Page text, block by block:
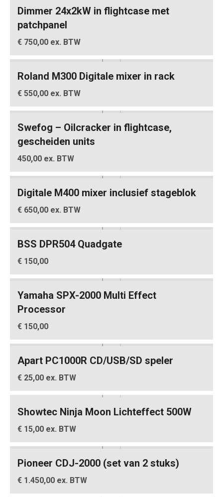
Dimmer 24x2kW in flightcase met
patchpanel
€ 750,00 ex. BTW
Roland M300 Digitale mixer in rack
€ 550,00 ex. BTW
Swefog – Oilcracker in flightcase,
gescheiden units
450,00 ex. BTW
Digitale M400 mixer inclusief stageblok
€ 650,00 ex. BTW
BSS DPR504 Quadgate
€ 150,00
Yamaha SPX-2000 Multi Effect
Processor
€ 150,00
Apart PC1000R CD/USB/SD speler
€ 25,00 ex. BTW
Showtec Ninja Moon Lichteffect 500W
€ 15,00 ex. BTW
Pioneer CDJ-2000 (set van 2 stuks)
€ 1.450,00 ex. BTW